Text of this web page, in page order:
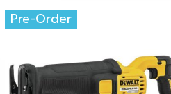
Pre-Order